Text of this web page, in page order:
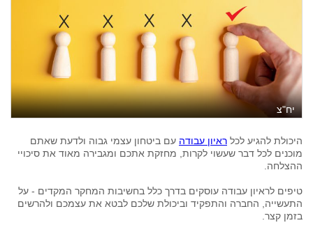
יח"צ
היכולת להגיע לכל ראיון עבודה עם ביטחון עצמי גבוה ולדעת שאתם
מוכנים לכל דבר שעשוי לקרות, מחזקת אתכם ומגבירה מאוד את סיכויי
ההצלחה.
טיפים לראיון עבודה עוסקים בדרך כלל בחשיבות המחקר המקדים - על
התעשייה, החברה והתפקיד וביכולת שלכם לבטא את עצמכם ולהרשים
בזמן קצר.